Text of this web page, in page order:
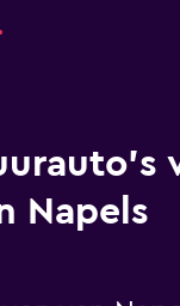
Napels